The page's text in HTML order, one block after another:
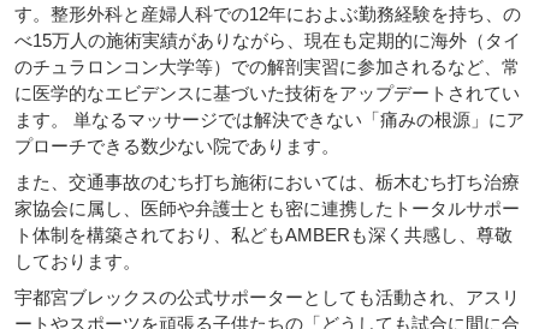
す。整形外科と産婦人科での12年におよぶ勤務経験を持ち、の
べ15万人の施術実績がありながら、現在も定期的に海外（タイ
のチュラロンコン大学等）での解剖実習に参加されるなど、常
に医学的なエビデンスに基づいた技術をアップデートされてい
ます。 単なるマッサージでは解決できない「痛みの根源」にア
プローチできる数少ない院であります。
また、交通事故のむち打ち施術においては、栃木むち打ち治療
家協会に属し、医師や弁護士とも密に連携したトータルサポー
ト体制を構築されており、私どもAMBERも深く共感し、尊敬
しております。
宇都宮ブレックスの公式サポーターとしても活動され、アスリ
ートやスポーツを頑張る子供たちの「どうしても試合に間に合